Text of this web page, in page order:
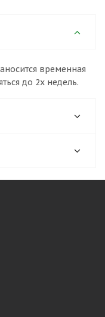
временная
до 2х недель.